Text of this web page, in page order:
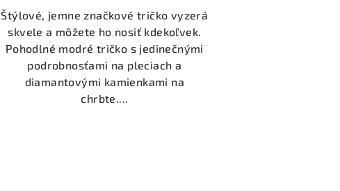
Štýlové, jemne značkové tričko vyzerá
skvele a môžete ho nosiť kdekoľvek.
Pohodlné modré tričko s jedinečnými
podrobnosťami na pleciach a
diamantovými kamienkami na
chrbte....